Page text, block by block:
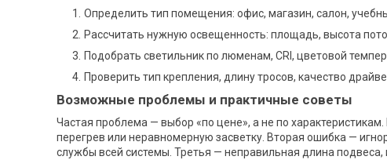
Определить тип помещения: офис, магазин, салон,
Рассчитать нужную освещенность: площадь, высота
Подобрать светильник по люменам, CRI, цветовой
Проверить тип крепления, длину тросов, качество
Возможные проблемы и практичные советы
Частая проблема — выбор «по цене», а не по
перегрев или неравномерную засветку. Вторая ошибка —
службы всей системы. Третья — неправильная длина подвеса,